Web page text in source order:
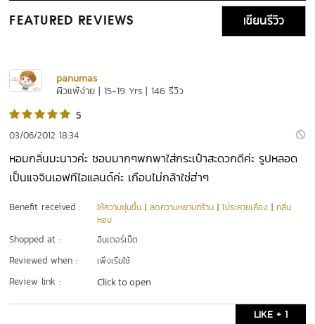
FEATURED REVIEWS เขียนรีวิว
panumas
ผิวแพ้ง่าย | 15-19 Yrs | 146 รีวิว
5
03/06/2012 18:34
หอมกลิ่นมะนาวค่ะ ชอบมากๆพกพาใส่กระเป๋าสะดวกดีค่ะ รูปหลอด
เป็นแจจินเอฟทีไอแลนด์ค่ะ เกือบไม่กล้าใช่ฮ่าๆ
Benefit received : ให้ความชุ่มชื้น |ลดความหยาบกร้าน |ไม่ระคายเคือง |กลิ่น
หอม
Shopped at : อินเตอร์เน็ต
Reviewed when : เพิ่งเริ่มใช้
Review link : Click to open
LIKE + 1